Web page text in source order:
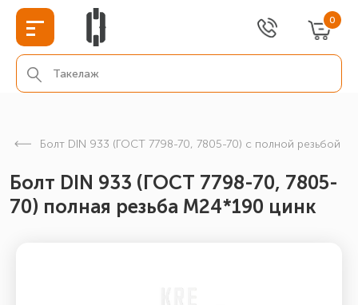
0
Болт DIN 933 (ГОСТ 7798-70, 7805-70) с полной резьбой
Болт DIN 933 (ГОСТ 7798-70, 7805-
70) полная резьба М24*190 цинк